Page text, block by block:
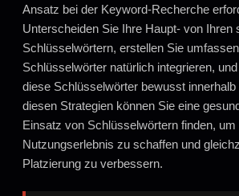
Ansatz bei der Keyword-Recherche
Unterscheiden Sie Ihre Haupt- von Ihren
Schlüsselwörtern, erstellen Sie
Schlüsselwörter natürlich integrieren,
diese Schlüsselwörter bewusst
diesen Strategien können Sie eine
Einsatz von Schlüsselwörtern finden,
Nutzungserlebnis zu schaffen und
Platzierung zu verbessern.